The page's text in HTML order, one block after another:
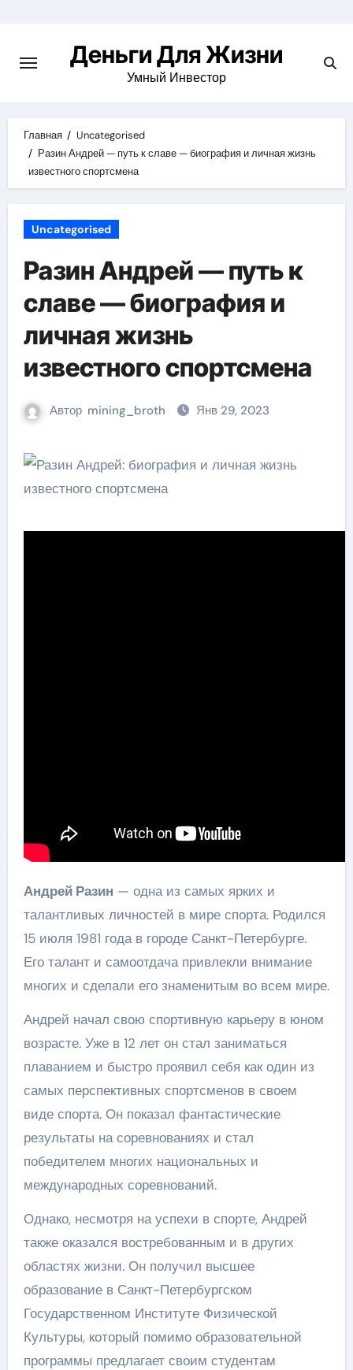
содержимомуДеньги Для Жизни
Умный Инвестор
Главная
Uncategorised
Разин Андрей — путь к славе — биография и личная жизнь
известного спортсмена
Uncategorised
Разин Андрей — путь к
славе — биография и
личная жизнь
известного спортсмена
Автор mining_broth Янв 29, 2023
Андрей Разин — одна из самых ярких и
талантливых личностей в мире спорта. Родился
15 июля 1981 года в городе Санкт-Петербурге.
Его талант и самоотдача привлекли внимание
многих и сделали его знаменитым во всем мире.
Андрей начал свою спортивную карьеру в юном
возрасте. Уже в 12 лет он стал заниматься
плаванием и быстро проявил себя как один из
самых перспективных спортсменов в своем
виде спорта. Он показал фантастические
результаты на соревнованиях и стал
победителем многих национальных и
международных соревнований.
Однако, несмотря на успехи в спорте, Андрей
также оказался востребованным и в других
областях жизни. Он получил высшее
образование в Санкт-Петербургском
Государственном Институте Физической
Культуры, который помимо образовательной
программы предлагает своим студентам